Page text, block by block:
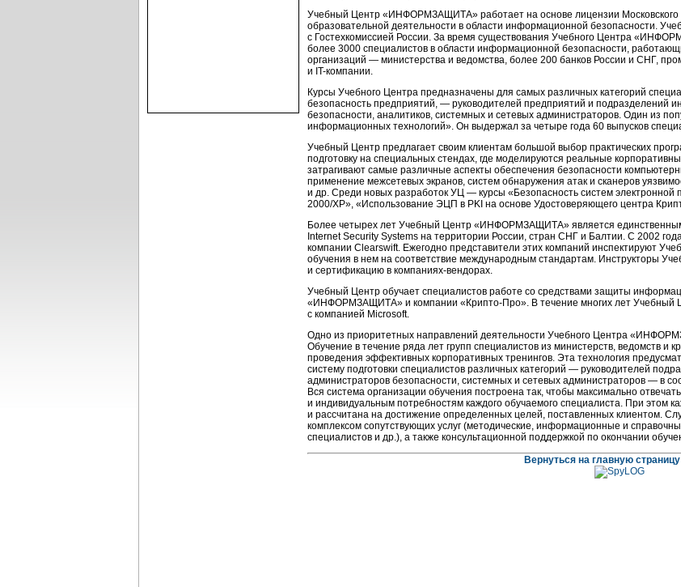
Учебный Центр «ИНФОРМЗАЩИТА» работает на основе лицензии Московского
образовательной деятельности в области информационной безопасности.
с Гостехкомиссией России. За время существования Учебного Центра
более 3000 специалистов в области информационной безопасности,
организаций — министерства и ведомства, более 200 банков России и СНГ,
и IT-компании.
Курсы Учебного Центра предназначены для самых различных категорий
безопасность предприятий, — руководителей предприятий и подразделений
безопасности, аналитиков, системных и сетевых администраторов. Один из
информационных технологий». Он выдержал за четыре года 60 выпусков
Учебный Центр предлагает своим клиентам большой выбор практических
подготовку на специальных стендах, где моделируются реальные
затрагивают самые различные аспекты обеспечения безопасности
применение межсетевых экранов, систем обнаружения атак и сканеров
и др. Среди новых разработок УЦ — курсы «Безопасность систем электронной
2000/XP», «Использование ЭЦП в PKI на основе Удостоверяющего центра
Более четырех лет Учебный Центр «ИНФОРМЗАЩИТА» является
Internet Security Systems на территории России, стран СНГ и Балтии. С 2002
компании Clearswift. Ежегодно представители этих компаний инспектируют
обучения в нем на соответствие международным стандартам. Инструкторы
и сертификацию в компаниях-вендорах.
Учебный Центр обучает специалистов работе со средствами защиты
«ИНФОРМЗАЩИТА» и компании «Крипто-Про». В течение многих лет
с компанией Microsoft.
Одно из приоритетных направлений деятельности Учебного Центра
Обучение в течение ряда лет групп специалистов из министерств, ведомств и
проведения эффективных корпоративных тренингов. Эта технология
систему подготовки специалистов различных категорий — руководителей
администраторов безопасности, системных и сетевых администраторов — в
Вся система организации обучения построена так, чтобы максимально
и индивидуальным потребностям каждого обучаемого специалиста. При этом
и рассчитана на достижение определенных целей, поставленных клиентом.
комплексом сопутствующих услуг (методические, информационные и
специалистов и др.), а также консультационной поддержкой по окончании
Вернуться на главную